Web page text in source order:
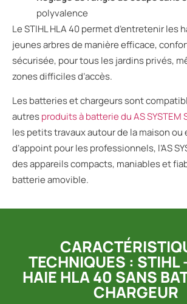
polyvalence
Le STIHL HLA 40 permet d’entretenir les
jeunes arbres de manière efficace,
sécurisée, pour tous les jardins privés,
zones difficiles d’accès.
Les batteries et chargeurs sont
autresproduits à batterie du AS SYSTEM
les petits travaux autour de la maison ou
d’appoint pour les professionnels, l’AS
des appareils compacts, maniables et
batterie amovible.
TECHNIQUES : STIHL
HAIE HLA 40 SANS
CHARGEUR